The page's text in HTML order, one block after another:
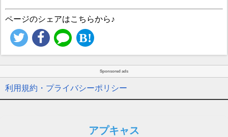
ページのシェアはこちらから♪
Sponsored ads
利用規約・プライバシーポリシー
アプキャス